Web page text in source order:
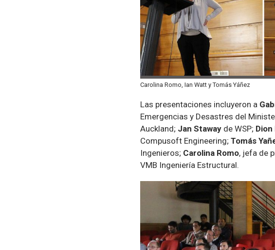
Carolina Romo, Ian Watt y Tomás Yáñez
Las presentaciones incluyeron a
Emergencias y Desastres del
Auckland; Jan Staway de WSP;
Compusoft Engineering; Tomás
Ingenieros; Carolina Romo, jefa de
VMB Ingeniería Estructural.